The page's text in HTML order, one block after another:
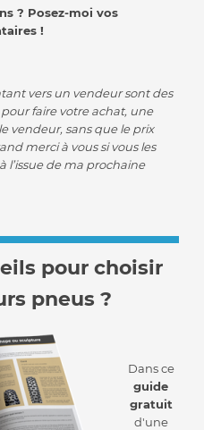
? Posez-moi vos
!
vers un vendeur sont des
pour faire votre achat, une
vendeur, sans que le prix
merci à vous si vous les
l’issue de ma prochaine
pour choisir
pneus ?
Dans ce
guide
gratuit
d'une